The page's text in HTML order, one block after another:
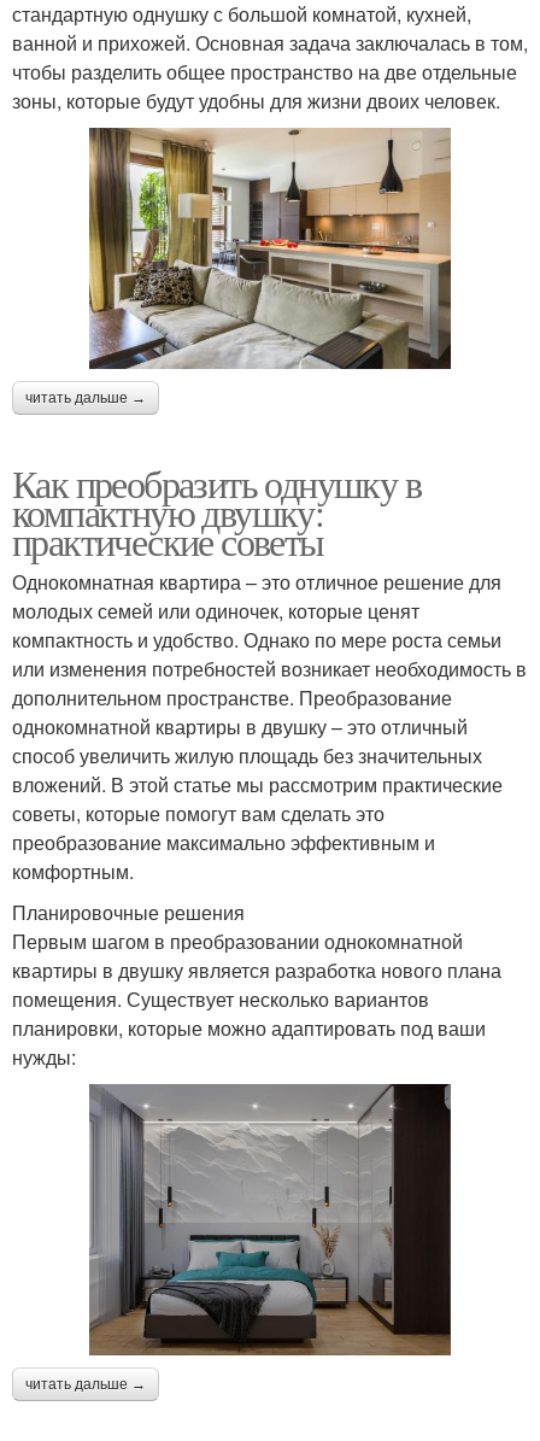
стандартную однушку с большой комнатой, кухней,
ванной и прихожей. Основная задача заключалась в том,
чтобы разделить общее пространство на две отдельные
зоны, которые будут удобны для жизни двоих человек.
читать дальше →
Как преобразить однушку в
компактную двушку:
практические советы
Однокомнатная квартира – это отличное решение для
молодых семей или одиночек, которые ценят
компактность и удобство. Однако по мере роста семьи
или изменения потребностей возникает необходимость в
дополнительном пространстве. Преобразование
однокомнатной квартиры в двушку – это отличный
способ увеличить жилую площадь без значительных
вложений. В этой статье мы рассмотрим практические
советы, которые помогут вам сделать это
преобразование максимально эффективным и
комфортным.
Планировочные решения
Первым шагом в преобразовании однокомнатной
квартиры в двушку является разработка нового плана
помещения. Существует несколько вариантов
планировки, которые можно адаптировать под ваши
нужды:
читать дальше →